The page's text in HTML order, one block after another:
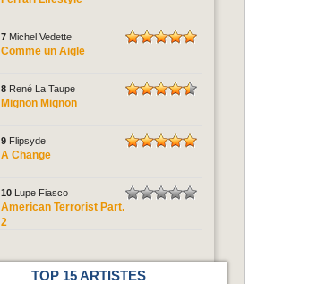
7 Michel Vedette
Comme un Aigle
8 René La Taupe
Mignon Mignon
9 Flipsyde
A Change
10 Lupe Fiasco
American Terrorist Part.
2
TOP 15 ARTISTES